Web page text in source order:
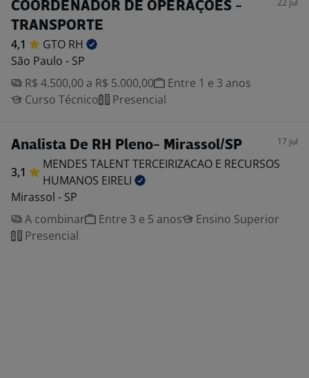
COORDENADOR DE OPERAÇÕES -
TRANSPORTE
22 jul
4,1 GTO RH
São Paulo - SP
R$ 4.500,00 a R$ 5.000,00
Entre 1 e 3 anos
Curso Técnico
Presencial
Analista De RH Pleno- Mirassol/SP 17 jul
3,1
MENDES TALENT TERCEIRIZACAO E RECURSOS
HUMANOS EIRELI
Mirassol - SP
A combinar
Entre 3 e 5 anos
Ensino Superior
Presencial